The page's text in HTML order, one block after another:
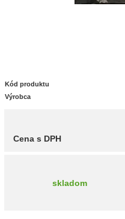
Kód produktu
Výrobca
Cena s DPH
skladom